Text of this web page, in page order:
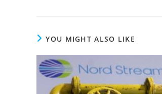
YOU MIGHT ALSO LIKE